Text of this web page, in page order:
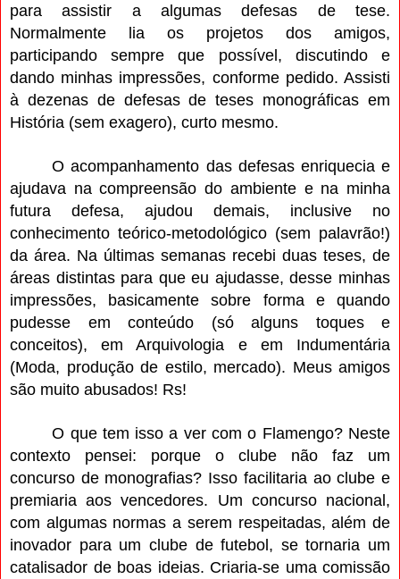
para assistir a algumas defesas de tese.
Normalmente lia os projetos dos amigos,
participando sempre que possível, discutindo e
dando minhas impressões, conforme pedido. Assisti
à dezenas de defesas de teses monográficas em
História (sem exagero), curto mesmo.
O acompanhamento das defesas enriquecia e
ajudava na compreensão do ambiente e na minha
futura defesa, ajudou demais, inclusive no
conhecimento teórico-metodológico (sem palavrão!)
da área. Na últimas semanas recebi duas teses, de
áreas distintas para que eu ajudasse, desse minhas
impressões, basicamente sobre forma e quando
pudesse em conteúdo (só alguns toques e
conceitos), em Arquivologia e em Indumentária
(Moda, produção de estilo, mercado). Meus amigos
são muito abusados! Rs!
O que tem isso a ver com o Flamengo? Neste
contexto pensei: porque o clube não faz um
concurso de monografias? Isso facilitaria ao clube e
premiaria aos vencedores. Um concurso nacional,
com algumas normas a serem respeitadas, além de
inovador para um clube de futebol, se tornaria um
catalisador de boas ideias. Criaria-se uma comissão